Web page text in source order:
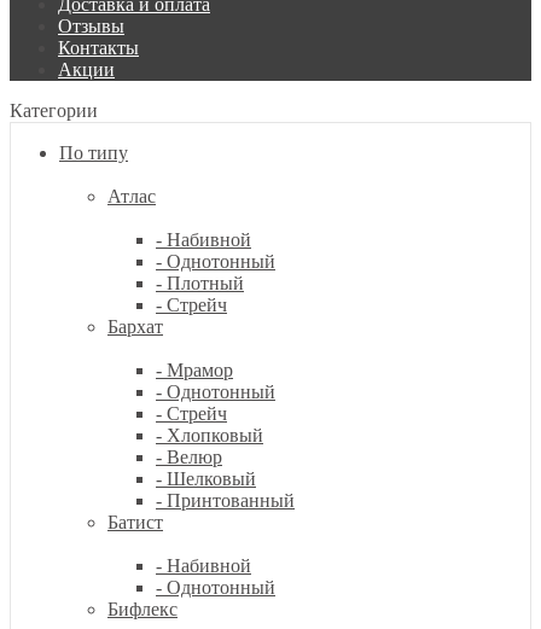
Доставка и оплата
Отзывы
Контакты
Акции
Категории
По типу
Атлас
- Набивной
- Однотонный
- Плотный
- Стрейч
Бархат
- Мрамор
- Однотонный
- Стрейч
- Хлопковый
- Велюр
- Шелковый
- Принтованный
Батист
- Набивной
- Однотонный
Бифлекс